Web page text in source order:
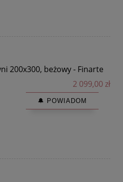
200x300, beżowy - Finarte
2 099,00 zł
🔔 POWIADOM